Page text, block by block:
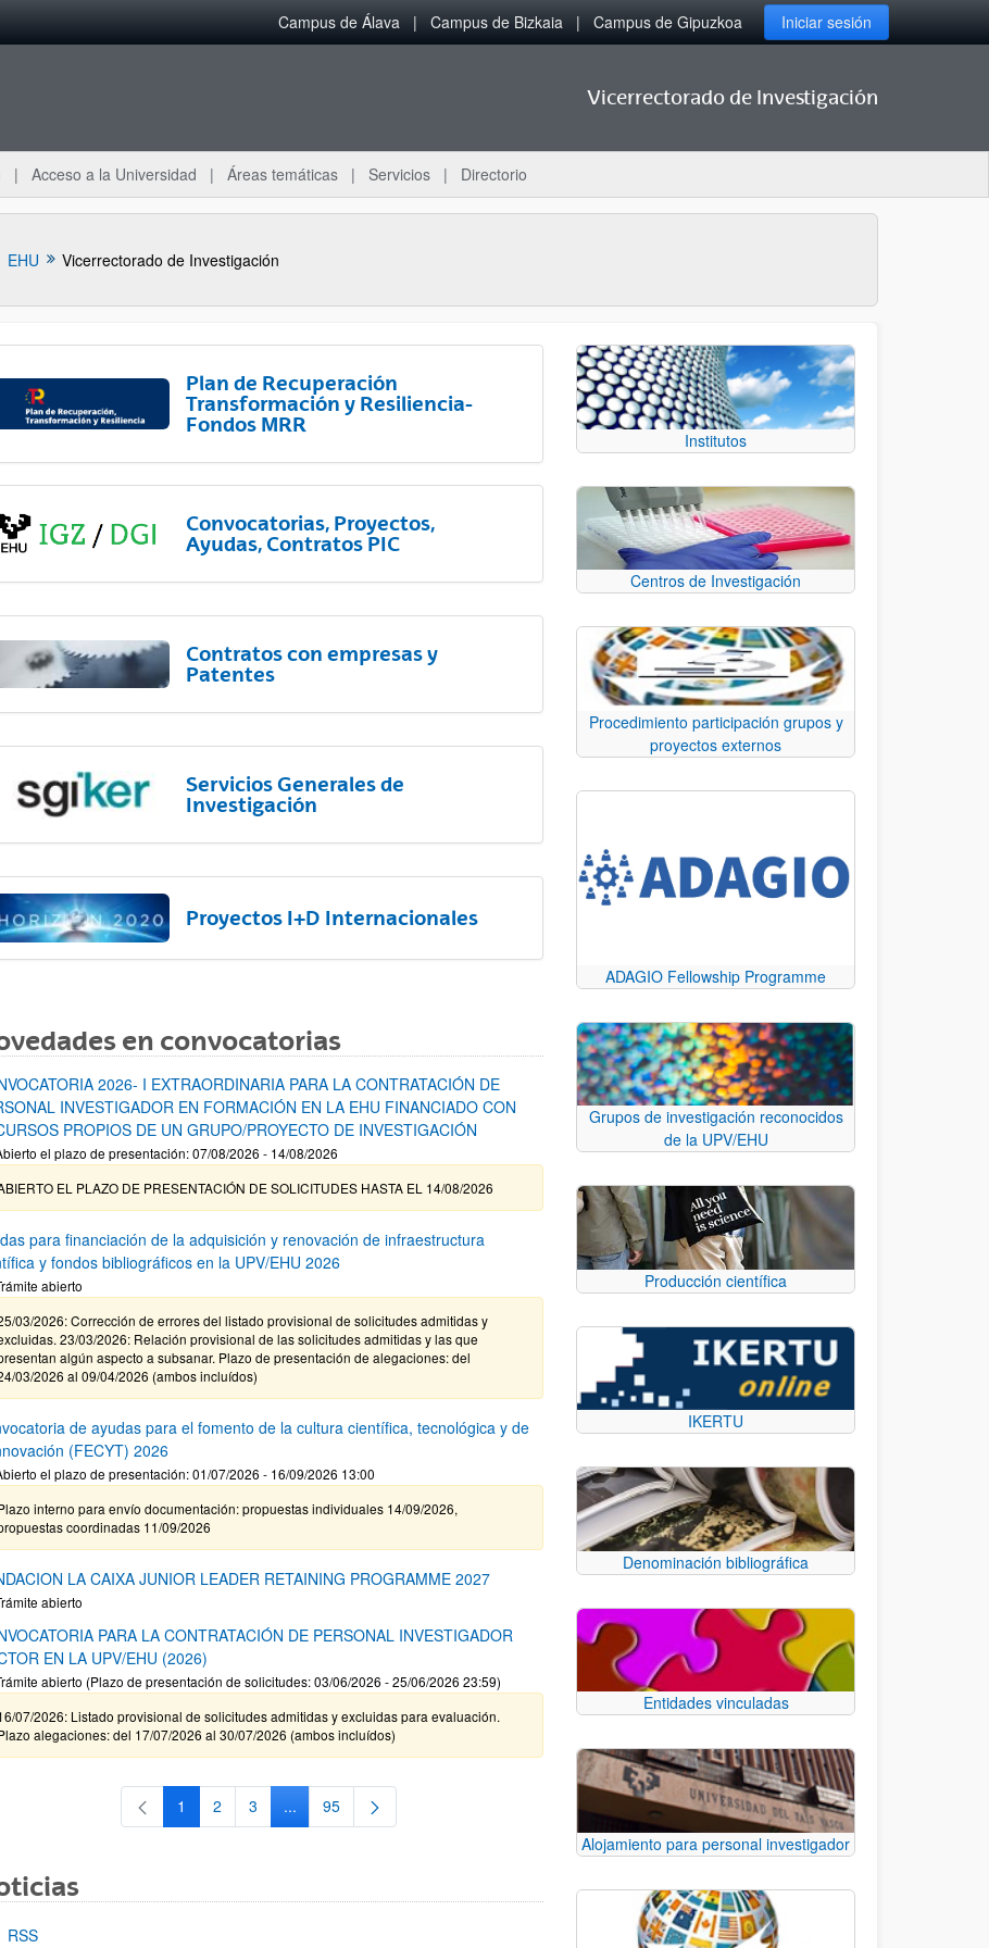
Campus de Álava Campus de Bizkaia Campus de Gipuzkoa Iniciar sesión
Vicerrectorado de Investigación
Acceso a la Universidad Áreas temáticas Servicios Directorio
EHU Vicerrectorado de Investigación
subpáginas
Plan de Recuperación
Transformación y Resiliencia-
Fondos MRR
Convocatorias, Proyectos,
Ayudas, Contratos PIC
Contratos con empresas y
Patentes
Servicios Generales de
Investigación
Proyectos I+D Internacionales
en convocatorias
2026- I EXTRAORDINARIA PARA LA CONTRATACIÓN DE
INVESTIGADOR EN FORMACIÓN EN LA EHU FINANCIADO CON
PROPIOS DE UN GRUPO/PROYECTO DE INVESTIGACIÓN
el plazo de presentación: 07/08/2026 - 14/08/2026
EL PLAZO DE PRESENTACIÓN DE SOLICITUDES HASTA EL 14/08/2026
para financiación de la adquisición y renovación de infraestructura
y fondos bibliográficos en la UPV/EHU 2026
abierto
03/2026: Corrección de errores del listado provisional de solicitudes admitidas y
23/03/2026: Relación provisional de las solicitudes admitidas y las que
algún aspecto a subsanar. Plazo de presentación de alegaciones: del
03/2026 al 09/04/2026 (ambos incluídos)
de ayudas para el fomento de la cultura científica, tecnológica y de
(FECYT) 2026
el plazo de presentación: 01/07/2026 - 16/09/2026 13:00
interno para envío documentación: propuestas individuales 14/09/2026,
coordinadas 11/09/2026
LA CAIXA JUNIOR LEADER RETAINING PROGRAMME 2027
abierto
PARA LA CONTRATACIÓN DE PERSONAL INVESTIGADOR
EN LA UPV/EHU (2026)
abierto (Plazo de presentación de solicitudes: 03/06/2026 - 25/06/2026 23:59)
07/2026: Listado provisional de solicitudes admitidas y excluidas para evaluación.
alegaciones: del 17/07/2026 al 30/07/2026 (ambos incluídos)
Página
1 Página
2 Página
3 ...Páginas intermedias Use TAB para desplazarse.
Página
95
RSS
Institutos
Centros de Investigación
Procedimiento participación grupos y
proyectos externos
ADAGIO Fellowship Programme
Grupos de investigación reconocidos
de la UPV/EHU
Producción científica
IKERTU
Denominación bibliográfica
Entidades vinculadas
Alojamiento para personal investigador